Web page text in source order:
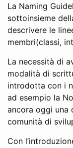
La Naming
sottoinsieme
descrivere le
membri(classi,
La necessità di
modalità di
introdotta con i
ad esempio la
ancora oggi una
comunità di
Con